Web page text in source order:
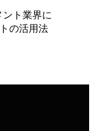
ト業界に
の活用法